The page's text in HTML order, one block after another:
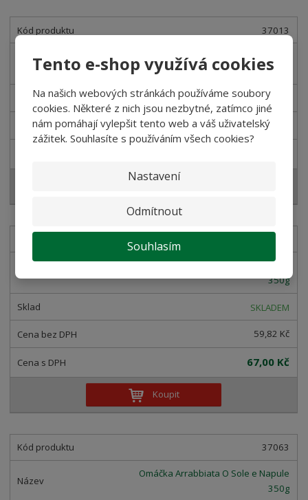
Tento e-shop využívá cookies
Na našich webových stránkách používáme soubory
cookies. Některé z nich jsou nezbytné, zatímco jiné
nám pomáhají vylepšit tento web a váš uživatelský
zážitek. Souhlasíte s používáním všech cookies?
Nastavení
Odmítnout
Souhlasím
37013
Luštěninová polévka se špaldou O Sole
e Napule 400g
SKLADEM
48,21 Kč
Omáčka Amatriciana O Sole e Napule
350g
SKLADEM
59,82 Kč
67,00 Kč
Koupit
37063
Omáčka Arrabbiata O Sole e Napule
350g